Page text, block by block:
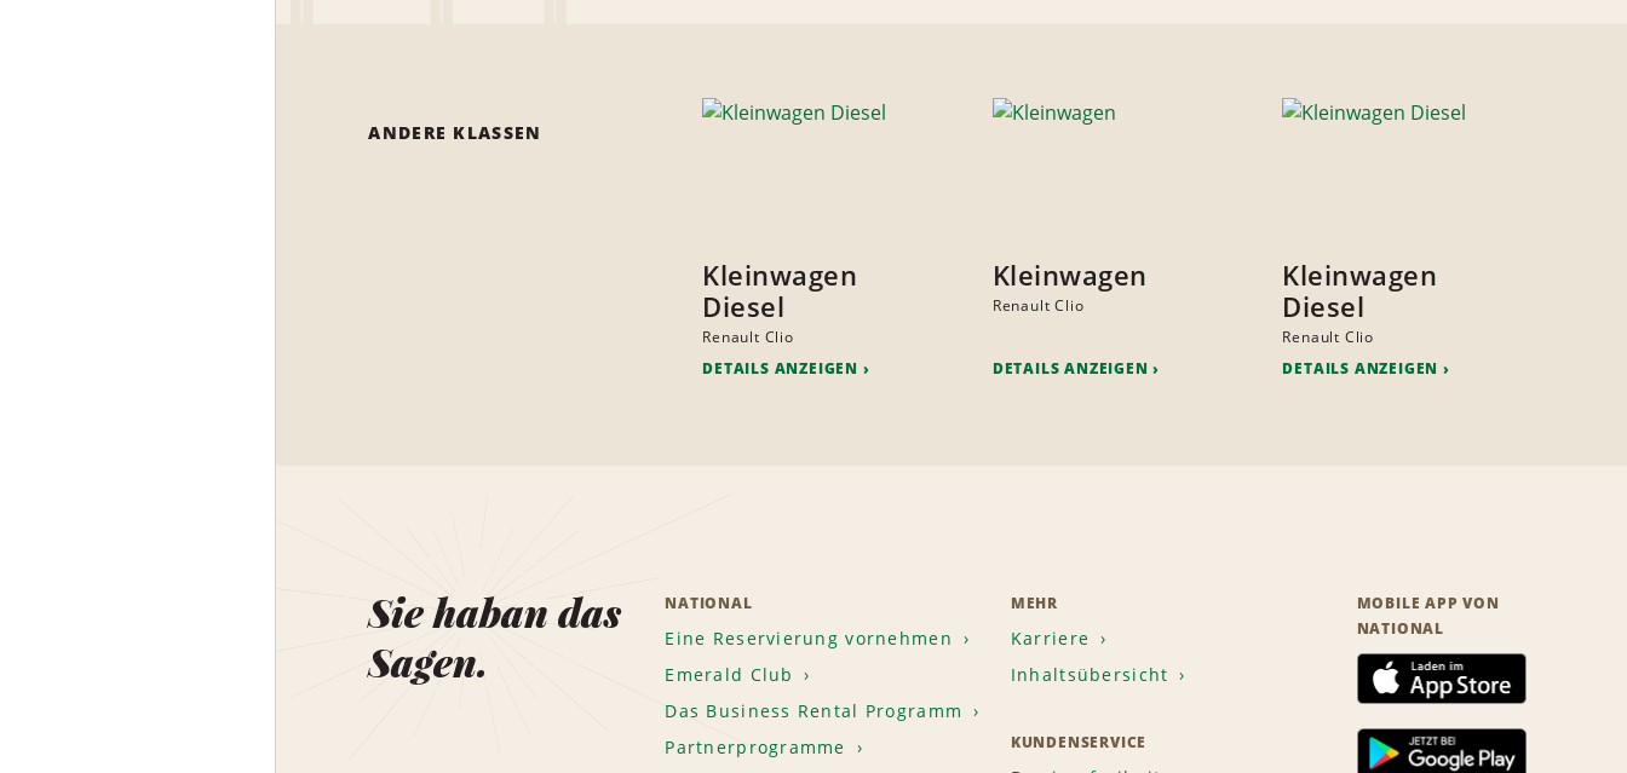
ANDERE KLASSEN
Kleinwagen
Diesel
Renault Clio
DETAILS ANZEIGEN
Kleinwagen
Renault Clio
DETAILS ANZEIGEN
Kleinwagen
Diesel
Renault Clio
DETAILS ANZEIGEN
Sie haban das
Sagen.
NATIONAL
Eine Reservierung vornehmen
Emerald Club
Das Business Rental Programm
Partnerprogramme
MEHR
Karriere
Inhaltsübersicht
KUNDENSERVICE
MOBILE APP VON
NATIONAL